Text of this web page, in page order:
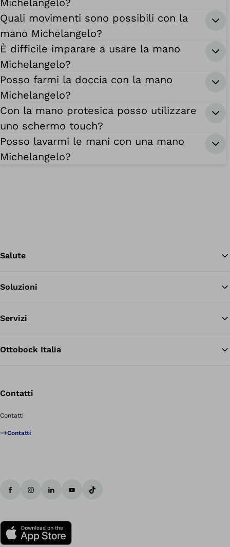
Michelangelo?
Quali movimenti sono possibili con la
mano Michelangelo?
È difficile imparare a usare la mano
Michelangelo?
Posso farmi la doccia con la mano
Michelangelo?
Con la mano protesica posso utilizzare
uno schermo touch?
Posso lavarmi le mani con una mano
Michelangelo?
Salute
Soluzioni
Servizi
Ottobock Italia
Contatti
Contatti
Contatti